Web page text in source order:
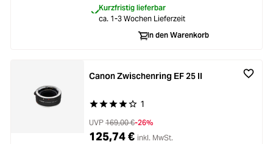
Bildbearbeitung
Loading...
Ferngläser
Kurzfristig lieferbar
ca. 1-3 Wochen Lieferzeit
In den Warenkorb
Durchschnittliche Bewertung von 4 von 5
1
Canon Zwischenring EF 25 II
UVP 169,00 €-26%
125,74 € inkl. MwSt.